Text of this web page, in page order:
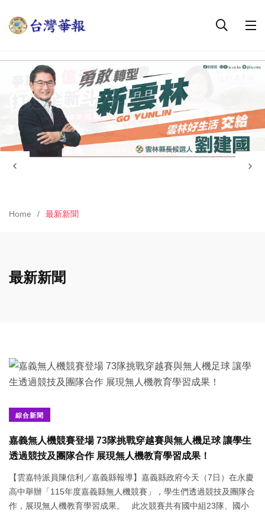
Home 最新新聞
最新新聞
綜合新聞
嘉義無人機競賽登場 73隊挑戰穿越賽與無人機足球 讓學生
透過競技及團隊合作 展現無人機教育學習成果！
【雲嘉特派員陳信利／嘉義縣報導】嘉義縣政府今天（7日）在永慶
高中舉辦「115年度嘉義縣無人機競賽」，學生們透過競技及團隊合
作，展現無人機教育學習成果。 此次競賽共有國中組23隊、國小